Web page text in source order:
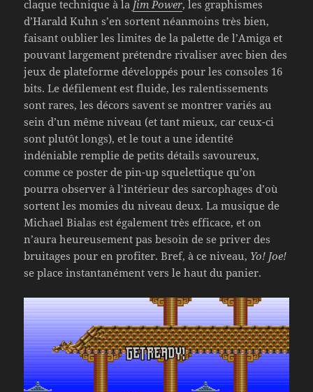
claque technique à la Jim Power, les graphismes
d’Harald Kuhn s’en sortent néanmoins très bien,
faisant oublier les limites de la palette de l’Amiga et
pouvant largement prétendre rivaliser avec bien des
jeux de plateforme développés pour les consoles 16
bits. Le défilement est fluide, les ralentissements
sont rares, les décors savent se montrer variés au
sein d’un même niveau (et tant mieux, car ceux-ci
sont plutôt longs), et le tout a une identité
indéniable remplie de petits détails savoureux,
comme ce poster de pin-up squelettique qu’on
pourra observer à l’intérieur des sarcophages d’où
sortent les momies du niveau deux. La musique de
Michael Bialas est également très efficace, et on
n’aura heureusement pas besoin de se priver des
bruitages pour en profiter. Bref, à ce niveau, Yo! Joe!
se place instantanément vers le haut du panier.